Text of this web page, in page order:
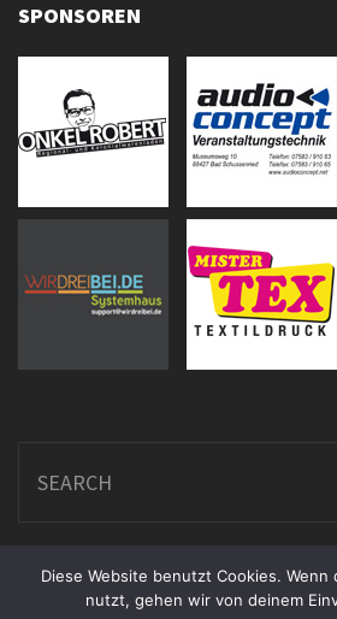
SPONSOREN
for:
Diese Website benutzt Cookies.
nutzt, gehen wir von deinem